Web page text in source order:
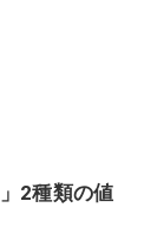
2種類の値